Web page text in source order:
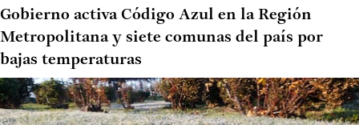
Gobierno activa Código Azul en la Región
Metropolitana y siete comunas del país por
bajas temperaturas